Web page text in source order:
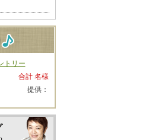
トリー
合計 名様
提供：